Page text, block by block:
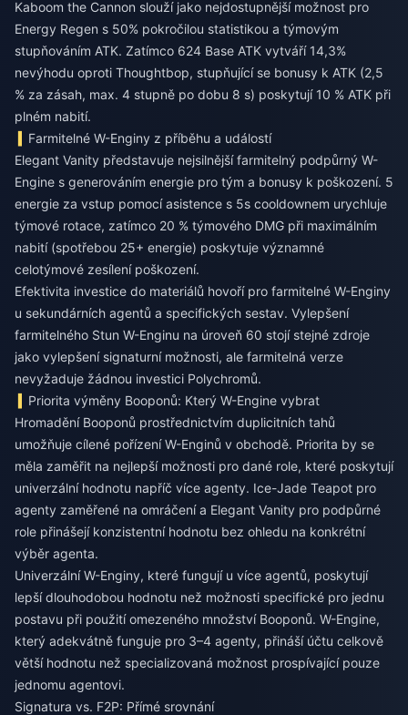
Kaboom the Cannon slouží jako nejdostupnější možnost pro
Energy Regen s 50% pokročilou statistikou a týmovým
stupňováním ATK. Zatímco 624 Base ATK vytváří 14,3%
nevýhodu oproti Thoughtbop, stupňující se bonusy k ATK (2,5
% za zásah, max. 4 stupně po dobu 8 s) poskytují 10 % ATK při
plném nabití.
Farmitelné W-Enginy z příběhu a událostí
Elegant Vanity představuje nejsilnější farmitelný podpůrný W-
Engine s generováním energie pro tým a bonusy k poškození. 5
energie za vstup pomocí asistence s 5s cooldownem urychluje
týmové rotace, zatímco 20 % týmového DMG při maximálním
nabití (spotřebou 25+ energie) poskytuje významné
celotýmové zesílení poškození.
Efektivita investice do materiálů hovoří pro farmitelné W-Enginy
u sekundárních agentů a specifických sestav. Vylepšení
farmitelného Stun W-Enginu na úroveň 60 stojí stejné zdroje
jako vylepšení signaturní možnosti, ale farmitelná verze
nevyžaduje žádnou investici Polychromů.
Priorita výměny Booponů: Který W-Engine vybrat
Hromadění Booponů prostřednictvím duplicitních tahů
umožňuje cílené pořízení W-Enginů v obchodě. Priorita by se
měla zaměřit na nejlepší možnosti pro dané role, které poskytují
univerzální hodnotu napříč více agenty. Ice-Jade Teapot pro
agenty zaměřené na omráčení a Elegant Vanity pro podpůrné
role přinášejí konzistentní hodnotu bez ohledu na konkrétní
výběr agenta.
Univerzální W-Enginy, které fungují u více agentů, poskytují
lepší dlouhodobou hodnotu než možnosti specifické pro jednu
postavu při použití omezeného množství Booponů. W-Engine,
který adekvátně funguje pro 3–4 agenty, přináší účtu celkově
větší hodnotu než specializovaná možnost prospívající pouze
jednomu agentovi.
Signatura vs. F2P: Přímé srovnání